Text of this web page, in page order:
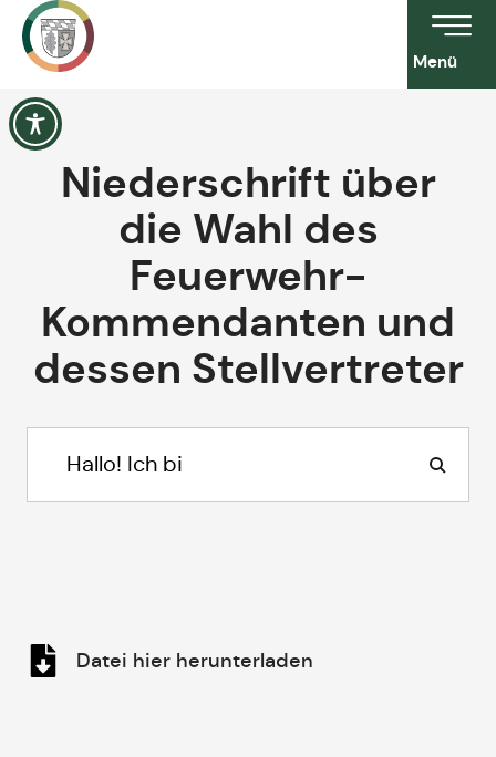
Menü
Niederschrift über
die Wahl des
Feuerwehr-
Kommendanten und
dessen Stellvertreter
Datei hier herunterladen